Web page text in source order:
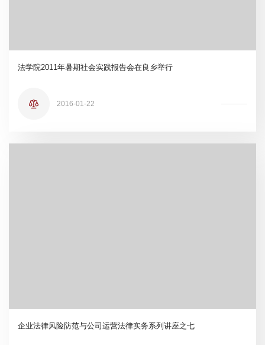
法学院2011年暑期社会实践报告会在良乡举行
2016-01-22
企业法律风险防范与公司运营法律实务系列讲座之七